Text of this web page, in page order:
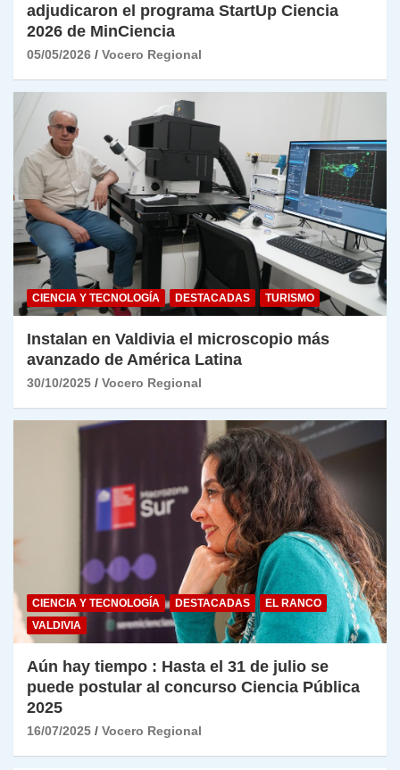
adjudicaron el programa StartUp Ciencia
2026 de MinCiencia
05/05/2026 Vocero Regional
CIENCIA Y TECNOLOGÍA DESTACADAS TURISMO
Instalan en Valdivia el microscopio más
avanzado de América Latina
30/10/2025 Vocero Regional
CIENCIA Y TECNOLOGÍA DESTACADAS
EL RANCO
VALDIVIA
Aún hay tiempo : Hasta el 31 de julio se
puede postular al concurso Ciencia Pública
2025
16/07/2025 Vocero Regional